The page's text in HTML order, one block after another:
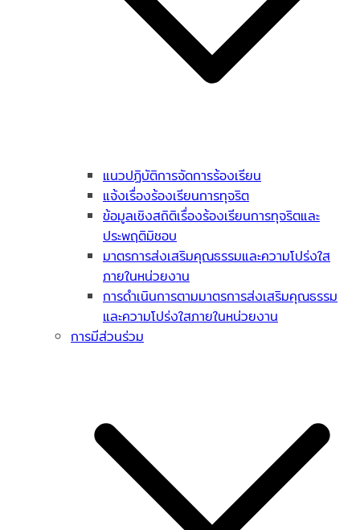
แนวปฏิบัติการจัดการร้องเรียน
แจ้งเรื่องร้องเรียนการทุจริต
ข้อมูลเชิงสถิติเรื่องร้องเรียนการทุจริตและ
ประพฤติมิชอบ
มาตรการส่งเสริมคุณธรรมและความโปร่งใส
ภายในหน่วยงาน
การดำเนินการตามมาตรการส่งเสริมคุณธรรม
และความโปร่งใสภายในหน่วยงาน
การมีส่วนร่วม